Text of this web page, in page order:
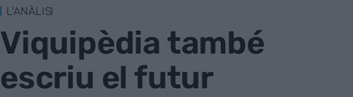
L'ANÀLISI
Viquipèdia també
escriu el futur